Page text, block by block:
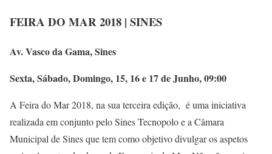
FEIRA DO MAR 2018 | SINES
Av. Vasco da Gama, Sines
Sexta, Sábado, Domingo, 15, 16 e 17 de Junho, 09:00
A Feira do Mar 2018, na sua terceira edição, é uma iniciativa
realizada em conjunto pelo Sines Tecnopolo e a Câmara
Municipal de Sines que tem como objetivo divulgar os aspetos